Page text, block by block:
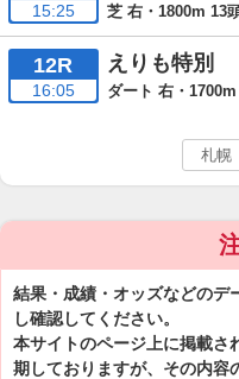
15:25 芝 右・1800m 13
12R
16:05
えりも特別
ダート 右・
結果・成績・オッズなどのデ
し確認してください。
本サイトのページ上に掲載さ
期しておりますが、その内容